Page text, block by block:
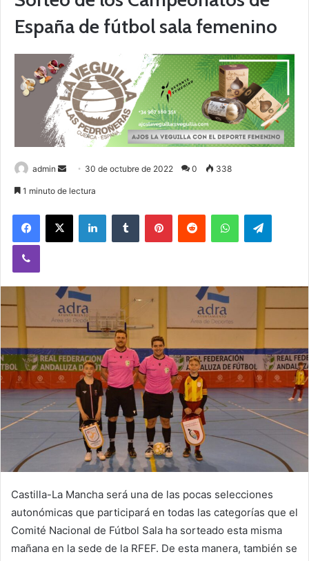
España de fútbol sala femenino
admin
e
m
a
i
30 de octubre de 2022 0 338
1 minuto de lectura
Castilla-La Mancha será una de las pocas selecciones
autonómicas que participará en todas las categorías que el
Comité Nacional de Fútbol Sala ha sorteado esta misma
mañana en la sede de la RFEF. De esta manera, también se